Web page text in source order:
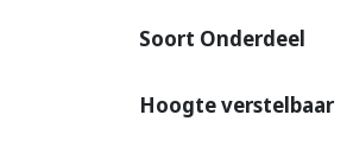
Soort Onderdeel
Hoogte verstelbaar